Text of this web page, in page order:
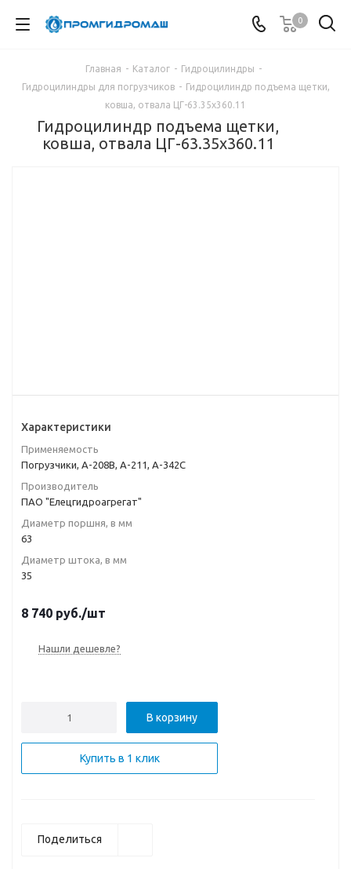
0
Главная - Каталог - Гидроцилиндры -
Гидроцилиндры для погрузчиков - Гидроцилиндр подъема щетки,
ковша, отвала ЦГ-63.35х360.11
Гидроцилиндр подъема щетки,
ковша, отвала ЦГ-63.35х360.11
Характеристики
Применяемость
Погрузчики, А-208В, А-211, А-342С
Производитель
ПАО "Елецгидроагрегат"
Диаметр поршня, в мм
63
Диаметр штока, в мм
35
8 740 руб./шт
Нашли дешевле?
В корзину
Купить в 1 клик
Поделиться